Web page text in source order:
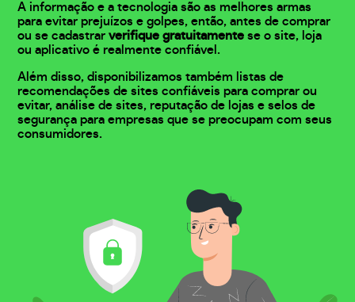
A informação e a tecnologia são as melhores armas
para evitar prejuízos e golpes, então, antes de comprar
ou se cadastrarverifique gratuitamente se o site, loja
ou aplicativo é realmente confiável.
Além disso, disponibilizamos também listas de
recomendações de sites confiáveis para comprar ou
evitar, análise de sites, reputação de lojas e selos de
segurança para empresas que se preocupam com seus
consumidores.